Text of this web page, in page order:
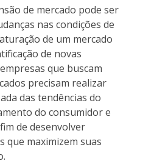
de mercado pode ser
nas condições de
de um mercado
de novas
que buscam
precisam realizar
das tendências do
do consumidor e
de desenvolver
que maximizem suas